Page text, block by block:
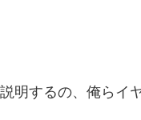
明するの、俺らイ